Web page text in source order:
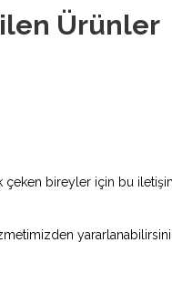
Ürünler
bireyler için bu